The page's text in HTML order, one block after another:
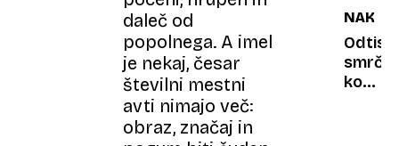
daleč od
popolnega. A imel
je nekaj, česar
številni mestni
avti nimajo več:
obraz, značaj in
NAKIT
Odtisi
kot